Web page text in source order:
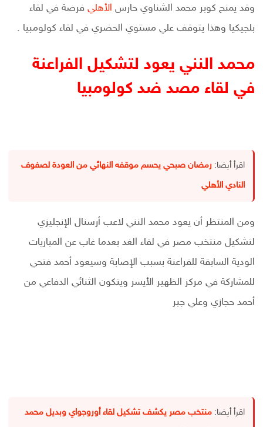
وقد يمنح كوبر محمد الشناوي حارس الأهلي فرصة في لقاء
بلجيكيا وهذا يتوقف علي مستوي الحضري في لقاء كولومبيا .
محمد النني يعود لتشكيل الفراعنة
في لقاء مصد ضد كولومبيا
اقرأ أيضا: رمضان صبحي يحسم موقفه النهائي من العودة لصفوف
النادي الأهلي
ومن المنتظر أن يعود محمد النني لاعب أرسنال الإنجليزي
لتشكيل منتخب مصر في لقاء الغد بعدما غاب عن المباريات
الودية السابقة للفراعنة بسبب الإصابة وسيعود أحمد فتحي
للمشاركة في مركز الظهير الأيسر ويتكون الثنائي الدفاعي من
أحمد حجازي وعلي جبر
اقرأ أيضا: منتخب مصر يكشف تشكيل لقاء أوروجواي وبديل محمد